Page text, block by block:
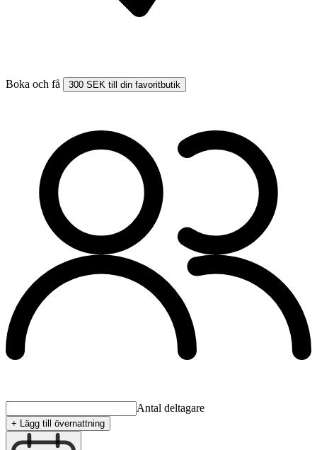
Boka och få 300 SEK till din favoritbutik
Antal deltagare
+ Lägg till övernattning